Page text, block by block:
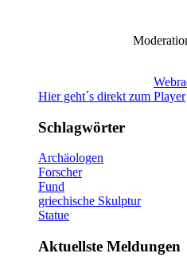
Hier geht´s direkt zum Player
Schlagwörter
Archäologen
Forscher
Fund
griechische Skulptur
Statue
Aktuellste Meldungen